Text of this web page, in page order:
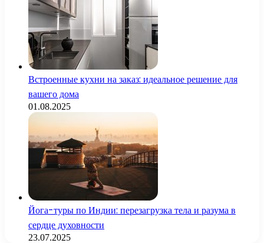
Встроенные кухни на заказ: идеальное решение для
вашего дома
01.08.2025
Йога-туры по Индии: перезагрузка тела и разума в
сердце духовности
23.07.2025